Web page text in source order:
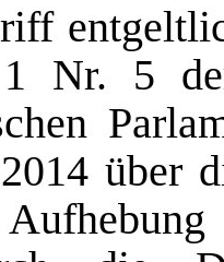
Nr. 5
über